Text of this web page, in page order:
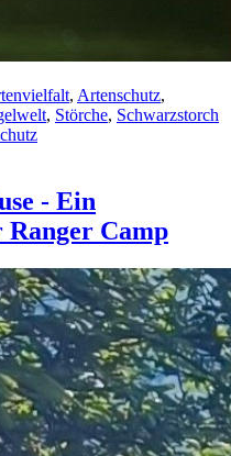
, Artenschutz,
, Störche, Schwarzstorch
- Ein
Ranger Camp